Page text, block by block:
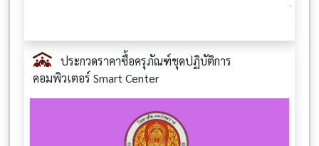
ประกวดราคาซื้อครุภัณฑ์ชุดปฏิบัติการ
คอมพิวเตอร์ Smart Center